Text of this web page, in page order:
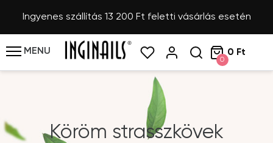
Ingyenes szállítás 13 200 Ft feletti vásárlás esetén
MENU
0
0 Ft
Köröm strasszkövek